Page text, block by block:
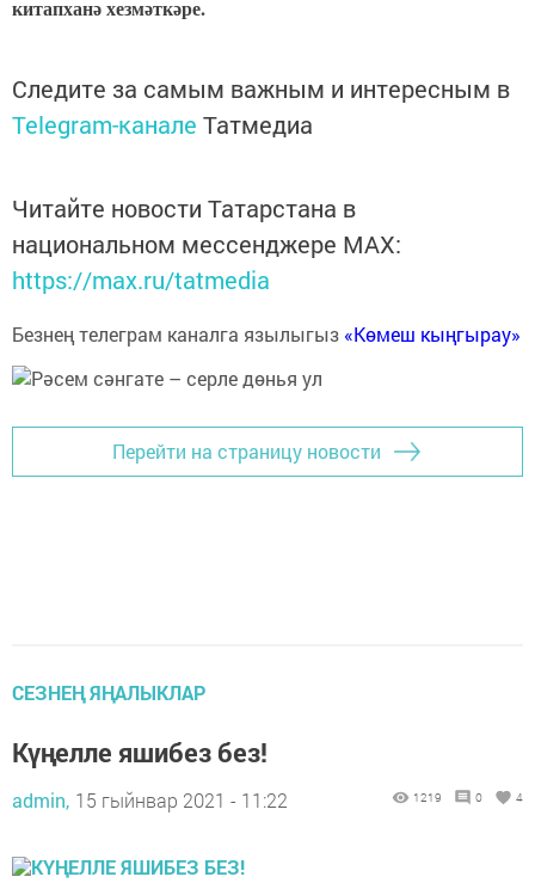
китапханә хезмәткәре.
Следите за самым важным и интересным в
Telegram-канале Татмедиа
Читайте новости Татарстана в
национальном мессенджере MАХ:
https://max.ru/tatmedia
Безнең телеграм каналга язылыгыз «Көмеш кыңгырау»
Перейти на страницу новости
СЕЗНЕҢ ЯҢАЛЫКЛАР
Күңелле яшибез без!
admin, 15 гыйнвар 2021 - 11:22 1219 0 4